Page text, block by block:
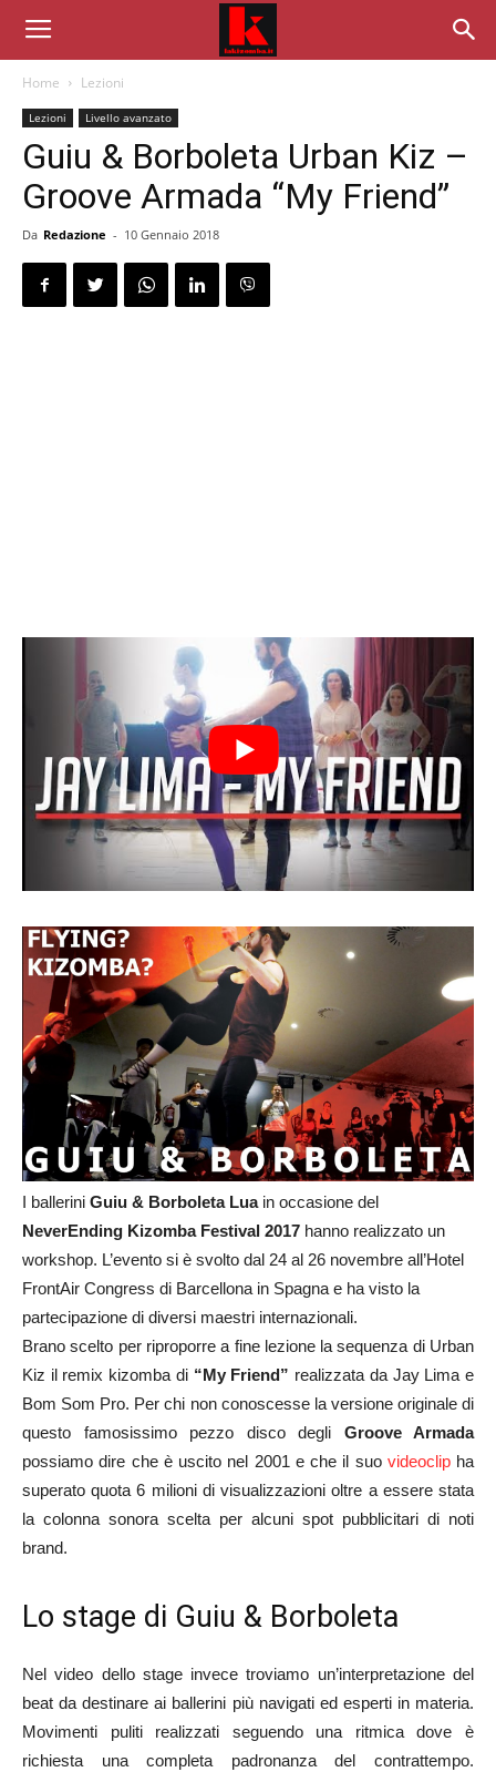
Home Lezioni
Lezioni Livello avanzato
Guiu & Borboleta Urban Kiz –
Groove Armada “My Friend”
Da Redazione - 10 Gennaio 2018
I ballerini Guiu & Borboleta Luain occasione del
NeverEnding Kizomba Festival 2017 hanno realizzato un
workshop. L’evento si è svolto dal 24 al 26 novembre all’Hotel
FrontAir Congress di Barcellona in Spagna e ha visto la
partecipazione di diversi maestri internazionali.
Brano scelto per riproporre a fine lezione la sequenza di Urban
Kiz il remix kizomba di “My Friend” realizzata da Jay Lima e
Bom Som Pro. Per chi non conoscesse la versione originale di
questo famosissimo pezzo disco degli Groove Armada
possiamo dire che è uscito nel 2001 e che il suo videoclipha
superato quota 6 milioni di visualizzazioni oltre a essere stata
la colonna sonora scelta per alcuni spot pubblicitari di noti
brand.
Lo stage di Guiu & Borboleta
Nel video dello stage invece troviamo un’interpretazione del
beat da destinare ai ballerini più navigati ed esperti in materia.
Movimenti puliti realizzati seguendo una ritmica dove è
richiesta una completa padronanza del contrattempo.